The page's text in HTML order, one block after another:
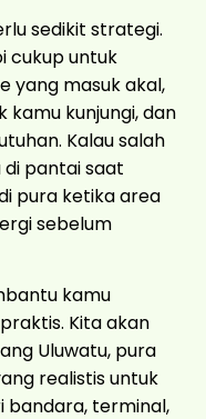
sedikit strategi.
cukup untuk
yang masuk akal,
kunjungi, dan
Kalau salah
pantai saat
pura ketika area
sebelum
kamu
Kita akan
Uluwatu, pura
realistis untuk
bandara, terminal,